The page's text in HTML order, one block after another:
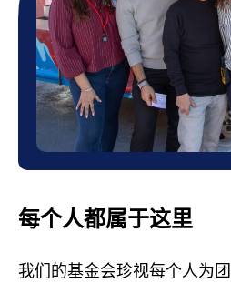
每个人都属于这里
我们的基金会珍视每个人为